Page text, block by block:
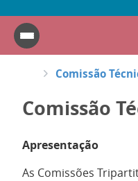
Comissão
Apresentação
As Comissões